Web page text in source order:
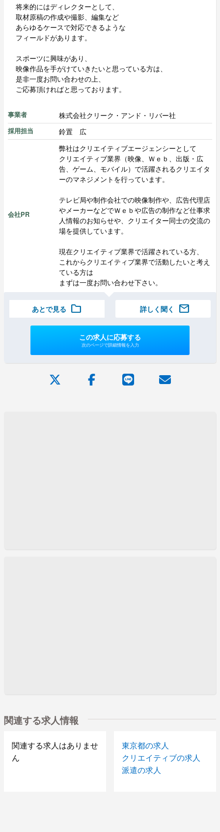
将来的にはディレクターとして、
取材原稿の作成や撮影、編集など
あらゆるケースで対応できるような
フィールドがあります。
スポーツに興味があり、
映像作品を手がけていきたいと思っている方は、
是非一度お問い合わせの上、
ご応募頂ければと思っております。
事業者 株式会社クリーク・アンド・リバー社
採用担当 鈴置 広
会社PR
弊社はクリエイティブエージェンシーとして
クリエイティブ業界（映像、Ｗｅｂ、出版・広
告、ゲーム、モバイル）で活躍されるクリエイタ
ーのマネジメントを行っています。
テレビ局や制作会社での映像制作や、広告代理店
やメーカーなどでＷｅｂや広告の制作など仕事求
人情報のお知らせや、クリエイター同士の交流の
場を提供しています。
現在クリエイティブ業界で活躍されている方、
これからクリエイティブ業界で活動したいと考え
ている方は
まずは一度お問い合わせ下さい。
あとで見る folder 詳しく聞く mail
この求人に応募する
次のページで詳細情報を入力
関連する求人情報
関連する求人はありませ
ん
東京都の求人
クリエイティブの求人
派遣の求人